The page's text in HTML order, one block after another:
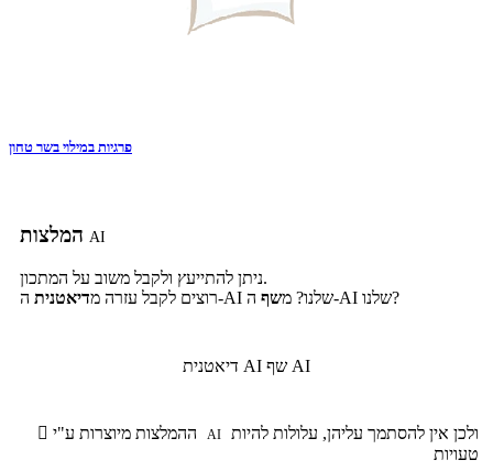
פרגיות במילוי בשר טחון
AI
ניתן להתייעץ ולקבל משוב על המתכון.
רוצים לקבל עזרה מדיאטנית ה-AI שלנו? משף ה-AI שלנו?
דיאטנית AI שף AI
 AI
טעויות